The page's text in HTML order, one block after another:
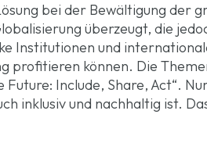
bei der Bewältigung
überzeugt, die
Institutionen und
profitieren können. Die
Future: Include, Share, Act“.
inklusiv und nachhaltig ist.